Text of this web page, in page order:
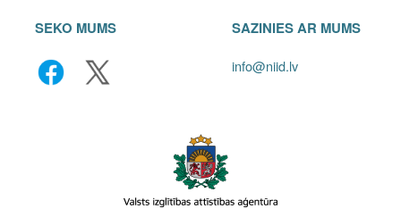
SEKO MUMS SAZINIES AR MUMS
info@niid.lv